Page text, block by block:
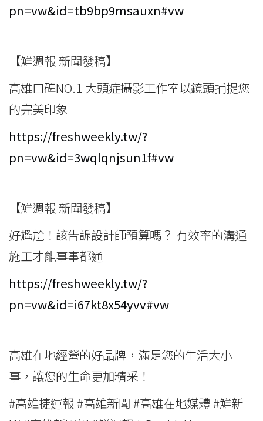
pn=vw&id=tb9bp9msauxn#vw
【鮮週報 新聞發稿】
高雄口碑NO.1 大頭症攝影工作室以鏡頭捕捉您
的完美印象
https://freshweekly.tw/?
pn=vw&id=3wqlqnjsun1f#vw
【鮮週報 新聞發稿】
好尷尬！該告訴設計師預算嗎？ 有效率的溝通
施工才能事事都通
https://freshweekly.tw/?
pn=vw&id=i67kt8x54yvv#vw
高雄在地經營的好品牌，滿足您的生活大小
事，讓您的生命更加精采！
#高雄捷運報 #高雄新聞 #高雄在地媒體 #鮮新